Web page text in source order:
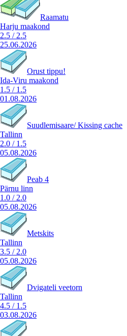
Raamatu
Harju maakond
2.5 / 2.5
25.06.2026
Orust tippu!
Ida-Viru maakond
1.5 / 1.5
01.08.2026
Suudlemisaare/ Kissing cache
Tallinn
2.0 / 1.5
05.08.2026
Peab 4
Pärnu linn
1.0 / 2.0
05.08.2026
Metskits
Tallinn
3.5 / 2.0
05.08.2026
Dvigateli veetorn
Tallinn
4.5 / 1.5
03.08.2026